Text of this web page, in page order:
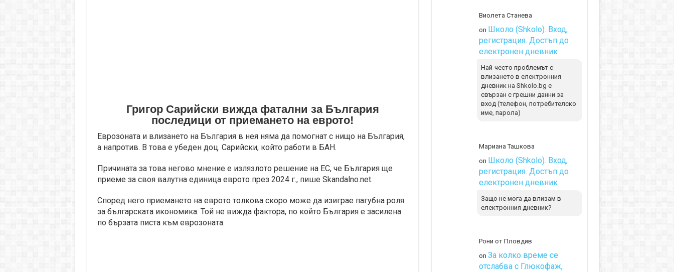
Григор Сарийски вижда фатални за България
последици от приемането на еврото!
Еврозоната и влизането на България в нея няма да помогнат с нищо на България,
а напротив. В това е убеден доц. Сарийски, който работи в БАН.
Причината за това негово мнение е излязлото решение на ЕС, че България ще
приеме за своя валутна единица еврото през 2024 г., пише Skandalno.net.
Според него приемането на еврото толкова скоро може да изиграе пагубна роля
за българската икономика. Той не вижда фактора, по който България е засилена
по бързата писта към еврозоната.
Виолета Станева
on Школо (Shkolo). Вход,
регистрация. Достъп до
електронен дневник
Най-често проблемът с
влизането в електронния
дневник на Shkolo.bg е
свързан с грешни данни за
вход (телефон, потребителско
име, парола)
Мариана Ташкова
on Школо (Shkolo). Вход,
регистрация. Достъп до
електронен дневник
Защо не мога да влизам в
електронния дневник?
Рони от Пловдив
on За колко време се
отслабва с Глюкофаж,